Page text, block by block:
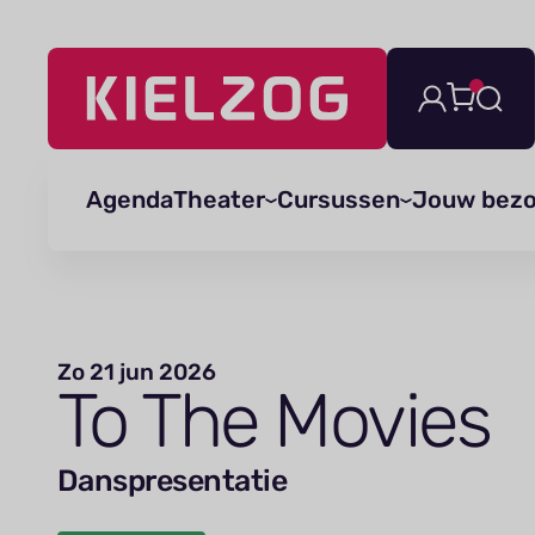
Navigatie
AgendaTheater Cursussen Jouw
Zo 21 jun 2026
To The Movies
Danspresentatie